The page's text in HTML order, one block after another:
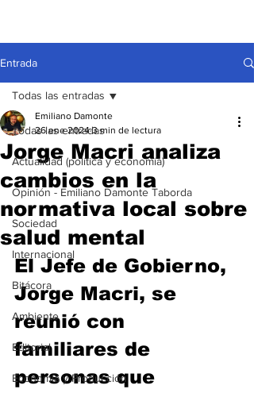
Entrada
Todas las entradas
Actualidad (política y economía)
Opinión - Emiliano Damonte Taborda
Sociedad
Internacional
Bitácora
Ambiente
Editorial
Economía y Producción
Todas las entradas
Jorge Macri analiza
cambios en la
normativa local sobre
salud mental
Emiliano Damonte
26 ene 2024 3 min de lectura
El Jefe de Gobierno,
Jorge Macri, se
reunió con
familiares de
personas que